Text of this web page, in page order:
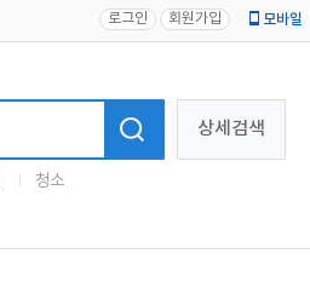
로그인 회원가입 모바일
상세검색
청소